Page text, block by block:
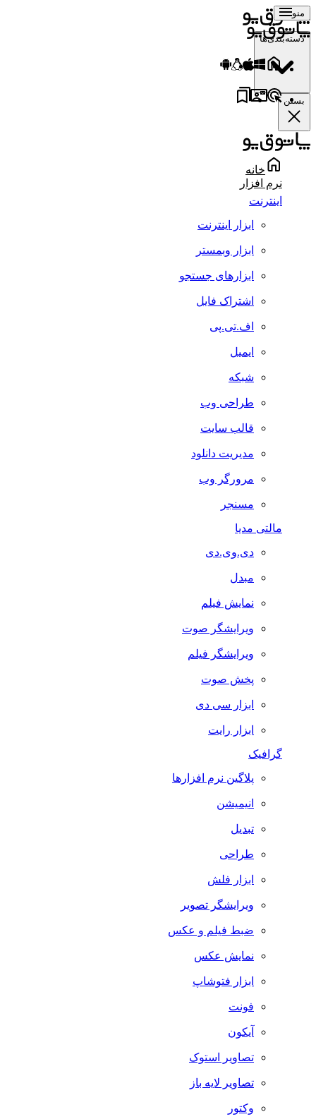
منو
دسته‌بندی‌ها
بستن
خانه
نرم افزار
اینترنت
ابزار اینترنت
ابزار وبمستر
ابزارهای جستجو
اشتراک فایل
اف.تی.پی
ایمیل
شبکه
طراحی وب
قالب سایت
مدیریت دانلود
مرورگر وب
مسنجر
مالتی مدیا
دی.وی.دی
مبدل
نمایش فیلم
ویرایشگر صوت
ویرایشگر فیلم
پخش صوت
ابزار سی دی
ابزار رایت
گرافیک
پلاگین نرم افزارها
انیمیشن
تبدیل
طراحی
ابزار فلش
ویرایشگر تصویر
ضبط فيلم و عكس
نمایش عکس
ابزار فتوشاپ
فونت
آیکون
تصاویر استوک
تصاویر لایه باز
وکتور